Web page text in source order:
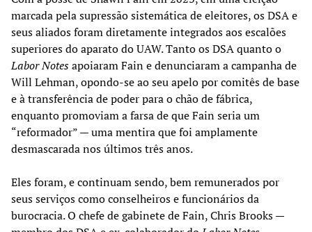
marcada pela supressão sistemática de eleitores, os DSA e
seus aliados foram diretamente integrados aos escalões
superiores do aparato do UAW. Tanto os DSA quanto o
Labor Notesapoiaram Fain e denunciaram a campanha de
Will Lehman, opondo-se ao seu apelo por comitês de base
e à transferência de poder para o chão de fábrica,
enquanto promoviam a farsa de que Fain seria um
“reformador” — uma mentira que foi amplamente
desmascarada nos últimos três anos.
Eles foram, e continuam sendo, bem remunerados por
seus serviços como conselheiros e funcionários da
burocracia. O chefe de gabinete de Fain, Chris Brooks —